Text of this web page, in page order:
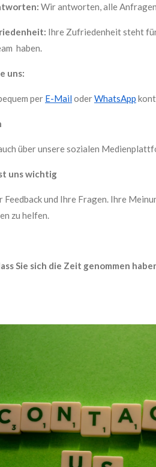
Wir antworten, alle
Ihre Zufriedenheit steht für
haben.
uns:
per E-Mail oderWhatsApp
über unsere sozialen
uns wichtig
Feedback und Ihre Fragen. Ihre
zu helfen.
Sie sich die Zeit genommen